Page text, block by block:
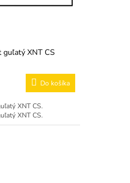
guľatý XNT CS
Do košíka
XNT CS.
XNT CS.